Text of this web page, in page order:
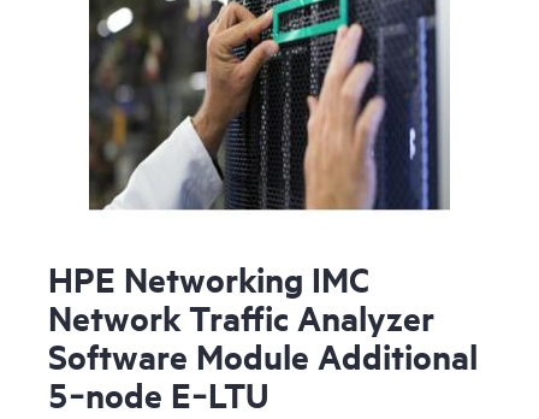
HPE Networking IMC
Network Traffic Analyzer
Software Module Additional
5‑node E‑LTU